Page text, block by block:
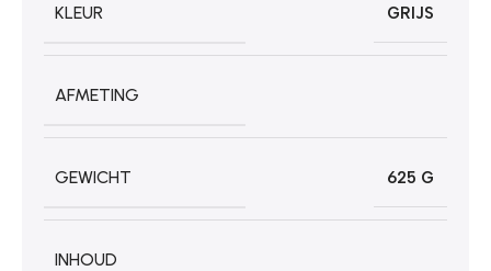
KLEUR GRIJS
AFMETING
GEWICHT 625 G
INHOUD